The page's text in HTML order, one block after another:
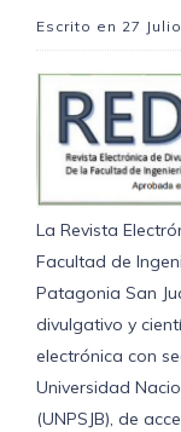
Escrito en 27
La Revista
Facultad de
Patagonia San
divulgativo y
electrónica con
Universidad
(UNPSJB), de